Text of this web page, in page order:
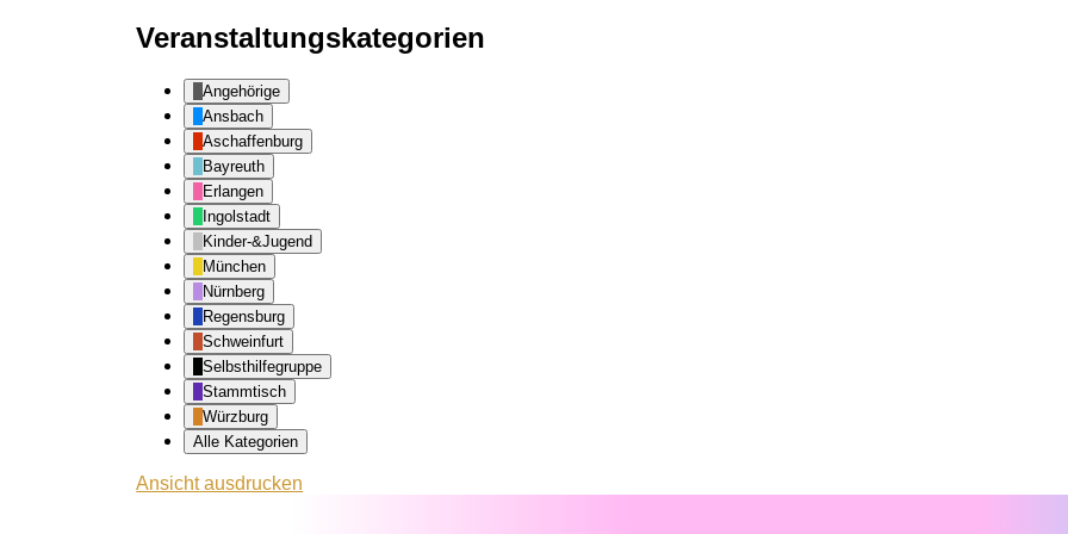
Veranstaltungskategorien
Angehörige
Ansbach
Aschaffenburg
Bayreuth
Erlangen
Ingolstadt
Kinder-&Jugend
München
Nürnberg
Regensburg
Schweinfurt
Selbsthilfegruppe
Stammtisch
Würzburg
Alle Kategorien
Ansichtausdrucken